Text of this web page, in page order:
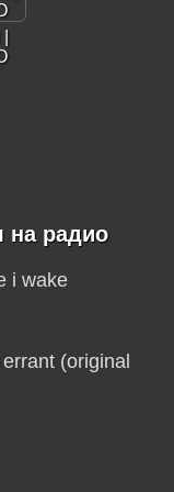
на радио
i wake
errant (original